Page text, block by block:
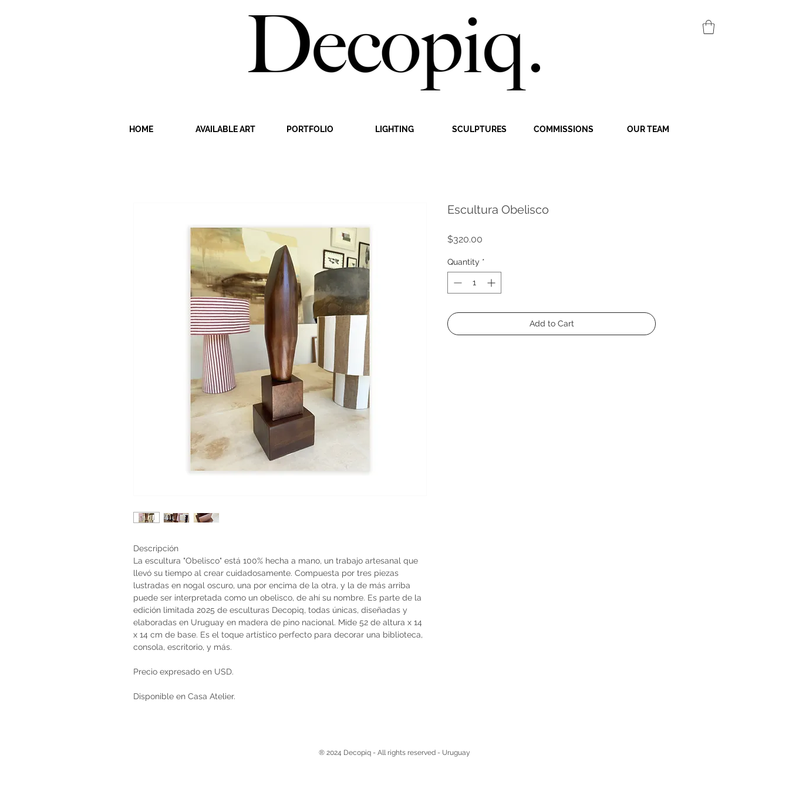
HOME AVAILABLE ART PORTFOLIO LIGHTING SCULPTURES COMMISSIONS OUR TEAM
Descripción
La escultura "Obelisco" está 100% hecha a mano, un trabajo artesanal que
llevó su tiempo al crear cuidadosamente. Compuesta por tres piezas
lustradas en nogal oscuro, una por encima de la otra, y la de más arriba
puede ser interpretada como un obelisco, de ahí su nombre. Es parte de la
edición limitada 2025 de esculturas Decopiq, todas únicas, diseñadas y
elaboradas en Uruguay en madera de pino nacional. Mide 52 de altura x 14
x 14 cm de base. Es el toque artístico perfecto para decorar una biblioteca,
consola, escritorio, y más.
Precio expresado en USD.
Disponible en Casa Atelier.
Escultura Obelisco
$320.00
Quantity *
Add to Cart
® 2024 Decopiq - All rights reserved - Uruguay